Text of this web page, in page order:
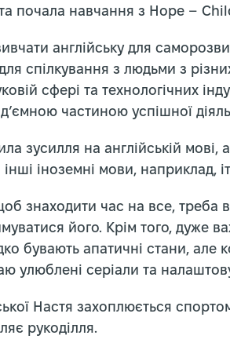
та почала навчання з Hope –
англійську для
спілкування з людьми з
сфері та технологічних
частиною успішної
зусилля на англійській мові,
іноземні мови, наприклад,
знаходити час на все, треба
його. Крім того, дуже
бувають апатичні стани, але
улюблені серіали та
Настя захоплюється
рукоділля.